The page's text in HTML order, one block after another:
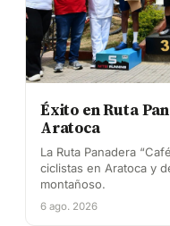
Éxito en Ruta
Aratoca
La Ruta Panadera
ciclistas en Aratoca y
montañoso.
6 ago. 2026